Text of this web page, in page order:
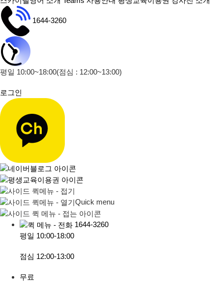
1644-3260
평일 10:00~18:00(점심 : 12:00~13:00)
로그인
Quick menu
1644-3260
평일 10:00-18:00
점심 12:00-13:00
무료